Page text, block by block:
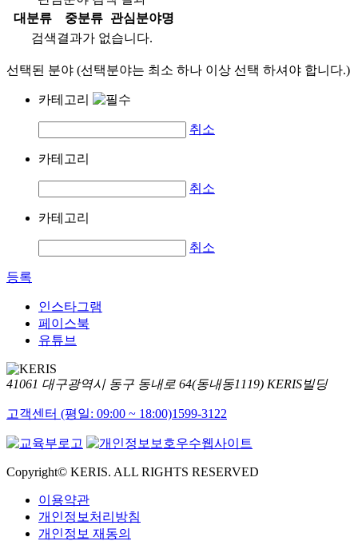
대분류
중분류
관심분야명
검색결과가 없습니다.
선택된 분야 (선택분야는 최소 하나 이상 선택 하셔야 합니다.)
카테고리
취소
카테고리
취소
카테고리
취소
등록
인스타그램
페이스북
유튜브
41061 대구광역시 동구 동내로 64(동내동1119) KERIS빌딩
고객센터 (평일: 09:00 ~ 18:00)1599-3122
Copyright© KERIS. ALL RIGHTS RESERVED
이용약관
개인정보처리방침
개인정보 재동의